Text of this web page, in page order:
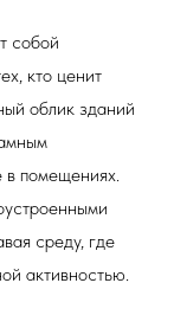
собой
кто ценит
облик зданий
в помещениях.
среду, где
активностью.